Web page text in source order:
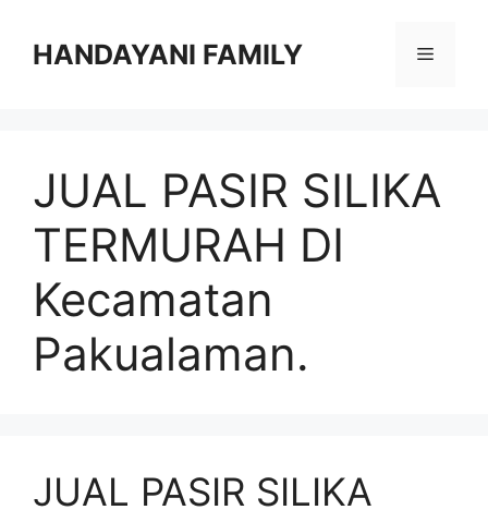
HANDAYANI FAMILY Menu
JUAL PASIR SILIKA
TERMURAH DI
Kecamatan
Pakualaman.
JUAL PASIR SILIKA